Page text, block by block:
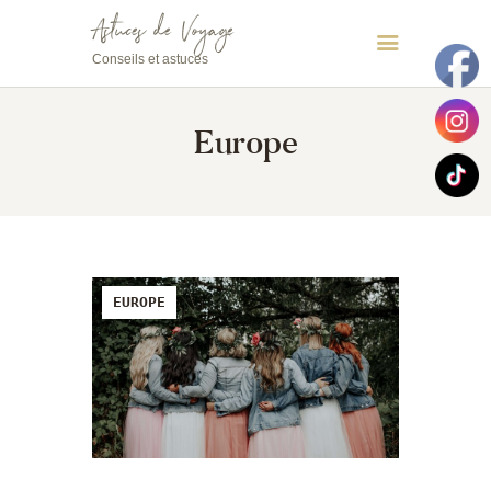
Astuces de Voyage
Conseils et astuces
Europe
Astuces de Voyage
EUROPE